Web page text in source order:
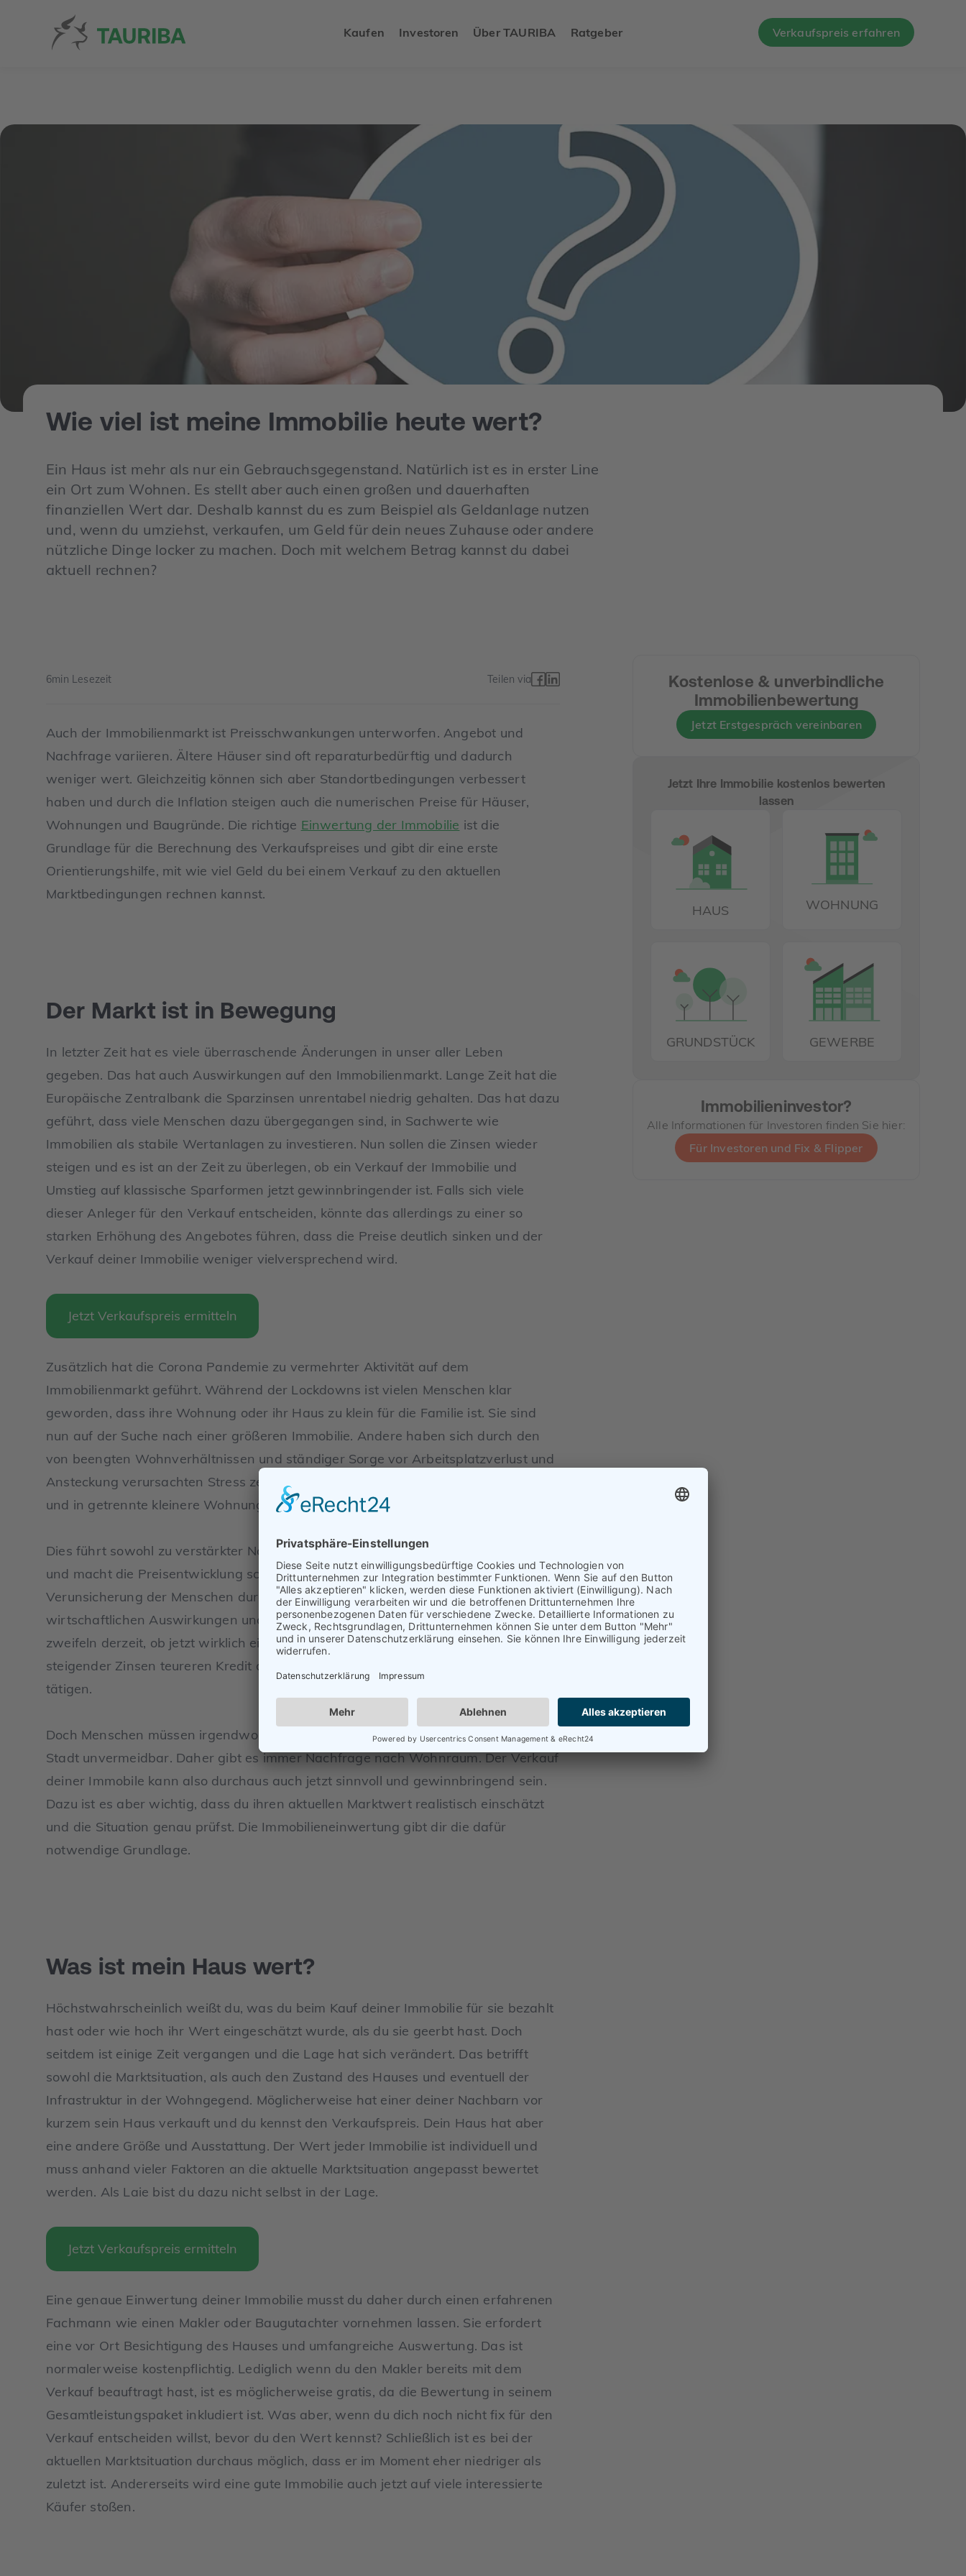
Kaufen Investoren Über TAURIBA Ratgeber Verkaufspreis erfahren
Wie viel ist meine Immobilie heute wert?
Ein Haus ist mehr als nur ein Gebrauchsgegenstand. Natürlich ist es in erster Line
ein Ort zum Wohnen. Es stellt aber auch einen großen und dauerhaften
finanziellen Wert dar. Deshalb kannst du es zum Beispiel als Geldanlage nutzen
und, wenn du umziehst, verkaufen, um Geld für dein neues Zuhause oder andere
nützliche Dinge locker zu machen. Doch mit welchem Betrag kannst du dabei
aktuell rechnen?
6min Lesezeit Teilen via
Auch der Immobilienmarkt ist Preisschwankungen unterworfen. Angebot und
Nachfrage variieren. Ältere Häuser sind oft reparaturbedürftig und dadurch
weniger wert. Gleichzeitig können sich aber Standortbedingungen verbessert
haben und durch die Inflation steigen auch die numerischen Preise für Häuser,
Wohnungen und Baugründe. Die richtige Einwertung der Immobilie ist die
Grundlage für die Berechnung des Verkaufspreises und gibt dir eine erste
Orientierungshilfe, mit wie viel Geld du bei einem Verkauf zu den aktuellen
Marktbedingungen rechnen kannst.
Der Markt ist in Bewegung
In letzter Zeit hat es viele überraschende Änderungen in unser aller Leben
gegeben. Das hat auch Auswirkungen auf den Immobilienmarkt. Lange Zeit hat die
Europäische Zentralbank die Sparzinsen unrentabel niedrig gehalten. Das hat dazu
geführt, dass viele Menschen dazu übergegangen sind, in Sachwerte wie
Immobilien als stabile Wertanlagen zu investieren. Nun sollen die Zinsen wieder
steigen und es ist an der Zeit zu überlegen, ob ein Verkauf der Immobilie und
Umstieg auf klassische Sparformen jetzt gewinnbringender ist. Falls sich viele
dieser Anleger für den Verkauf entscheiden, könnte das allerdings zu einer so
starken Erhöhung des Angebotes führen, dass die Preise deutlich sinken und der
Verkauf deiner Immobilie weniger vielversprechend wird.
Jetzt Verkaufspreis ermitteln
Zusätzlich hat die Corona Pandemie zu vermehrter Aktivität auf dem
Immobilienmarkt geführt. Während der Lockdowns ist vielen Menschen klar
geworden, dass ihre Wohnung oder ihr Haus zu klein für die Familie ist. Sie sind
nun auf der Suche nach einer größeren Immobilie. Andere haben sich durch den
von beengten Wohnverhältnissen und ständiger Sorge vor Arbeitsplatzverlust und
Ansteckung verursachten Stress zerstritten. Sie wollen ihr altes Zuhause verkaufen
und in getrennte kleinere Wohnungen ziehen.
Dies führt sowohl zu verstärkter Nachfrage als auch zu einem erhöhten Angebot
und macht die Preisentwicklung schwerer abschätzbar. Dazu kommt nun noch die
Verunsicherung der Menschen durch den Krieg in der Ukraine, seine
wirtschaftlichen Auswirkungen und die hohe Inflation. Viele potenzielle Käufer
zweifeln derzeit, ob jetzt wirklich ein günstiger Zeitpunkt ist, um einen dank
steigender Zinsen teureren Kredit aufzunehmen und eine so große Anschaffung zu
tätigen.
Doch Menschen müssen irgendwo wohnen und oft ist ein Umzug in eine andere
Stadt unvermeidbar. Daher gibt es immer Nachfrage nach Wohnraum. Der Verkauf
deiner Immobile kann also durchaus auch jetzt sinnvoll und gewinnbringend sein.
Dazu ist es aber wichtig, dass du ihren aktuellen Marktwert realistisch einschätzt
und die Situation genau prüfst. Die Immobilieneinwertung gibt dir die dafür
notwendige Grundlage.
Was ist mein Haus wert?
Höchstwahrscheinlich weißt du, was du beim Kauf deiner Immobilie für sie bezahlt
hast oder wie hoch ihr Wert eingeschätzt wurde, als du sie geerbt hast. Doch
seitdem ist einige Zeit vergangen und die Lage hat sich verändert. Das betrifft
sowohl die Marktsituation, als auch den Zustand des Hauses und eventuell der
Infrastruktur in der Wohngegend. Möglicherweise hat einer deiner Nachbarn vor
kurzem sein Haus verkauft und du kennst den Verkaufspreis. Dein Haus hat aber
eine andere Größe und Ausstattung. Der Wert jeder Immobilie ist individuell und
muss anhand vieler Faktoren an die aktuelle Marktsituation angepasst bewertet
werden. Als Laie bist du dazu nicht selbst in der Lage.
Jetzt Verkaufspreis ermitteln
Eine genaue Einwertung deiner Immobilie musst du daher durch einen erfahrenen
Fachmann wie einen Makler oder Baugutachter vornehmen lassen. Sie erfordert
eine vor Ort Besichtigung des Hauses und umfangreiche Auswertung. Das ist
normalerweise kostenpflichtig. Lediglich wenn du den Makler bereits mit dem
Verkauf beauftragt hast, ist es möglicherweise gratis, da die Bewertung in seinem
Gesamtleistungspaket inkludiert ist. Was aber, wenn du dich noch nicht fix für den
Verkauf entscheiden willst, bevor du den Wert kennst? Schließlich ist es bei der
aktuellen Marktsituation durchaus möglich, dass er im Moment eher niedriger als
zuletzt ist. Andererseits wird eine gute Immobilie auch jetzt auf viele interessierte
Käufer stoßen.
Kostenlose & unverbindliche
Immobilienbewertung
Jetzt Erstgespräch vereinbaren
Jetzt Ihre Immobilie kostenlos bewerten
lassen
HAUS WOHNUNG
GRUNDSTÜCK GEWERBE
Immobilieninvestor?
Alle Informationen für Investoren finden Sie hier:
Für Investoren und Fix & Flipper